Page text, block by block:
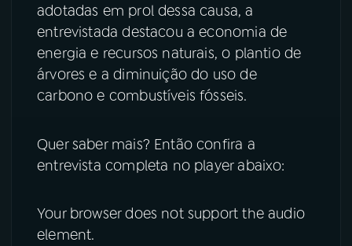
adotadas em prol dessa causa, a
entrevistada destacou a economia de
energia e recursos naturais, o plantio de
árvores e a diminuição do uso de
carbono e combustíveis fósseis.
Quer saber mais? Então confira a
entrevista completa no player abaixo:
Your browser does not support the audio
element.